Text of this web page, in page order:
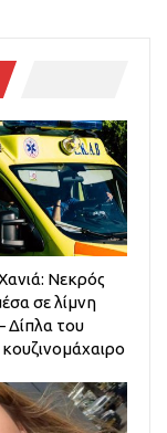
Νεκρός
σε λίμνη
Δίπλα του